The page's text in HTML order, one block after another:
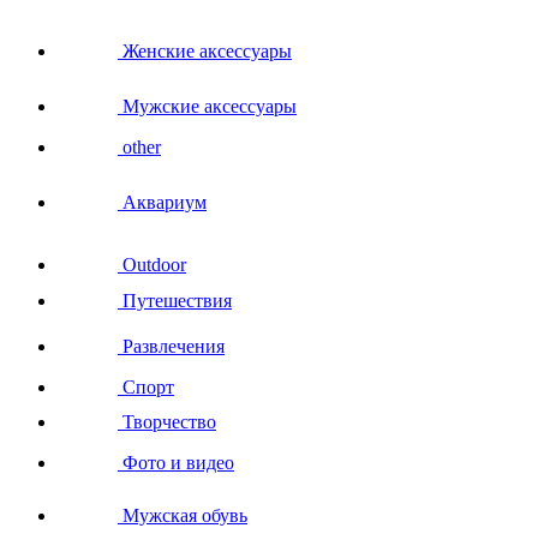
Женские аксессуары
Мужские аксессуары
other
Аквариум
Outdoor
Путешествия
Развлечения
Спорт
Творчество
Фото и видео
Мужская обувь